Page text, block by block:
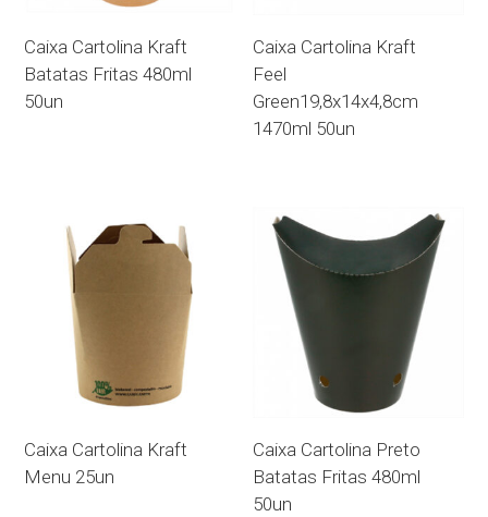
Caixa Cartolina Kraft
Batatas Fritas 480ml
50un
Caixa Cartolina Kraft
Feel
Green19,8x14x4,8cm
1470ml 50un
Caixa Cartolina Kraft
Menu 25un
Caixa Cartolina Preto
Batatas Fritas 480ml
50un